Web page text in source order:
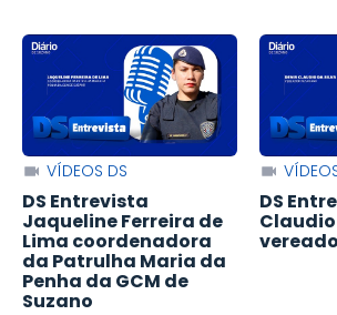
VÍDEOS DS
DS Entrevista
Jaqueline Ferreira de
Lima coordenadora
da Patrulha Maria da
Penha da GCM de
Suzano
DS